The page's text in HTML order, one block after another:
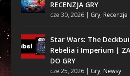
RECENZJA GRY
cze 30, 2026| Gry, Recenzje
Star Wars: The
Rebelia i Imperium |
DO GRY
cze 25, 2026| Gry, Newsy